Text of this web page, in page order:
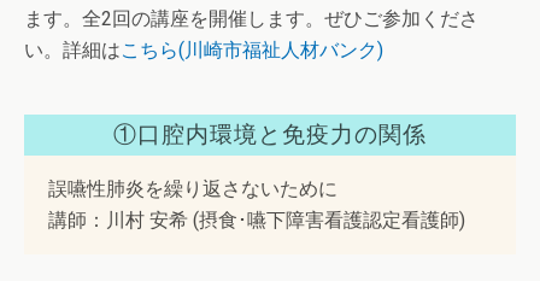
ます。全2回の講座を開催します。ぜひご参加くださ
い。詳細はこちら(川崎市福祉人材バンク)
①口腔内環境と免疫力の関係
誤嚥性肺炎を繰り返さないために
講師：川村 安希 (摂食･嚥下障害看護認定看護師)